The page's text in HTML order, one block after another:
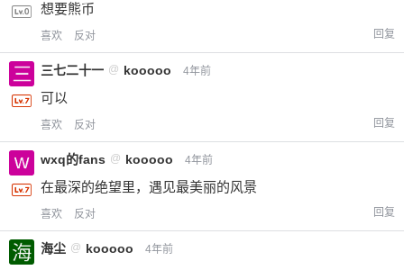
20 元 50 元
¥
想要熊币
喜欢 反对 回复
三七二十一 @ kooooo 4年前
可以
喜欢 反对 回复
wxq的fans @ kooooo 4年前
在最深的绝望里，遇见最美丽的风景
喜欢 反对 回复
海尘 @ kooooo 4年前